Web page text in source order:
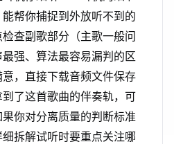
帮你捕捉到外放听不到的
查副歌部分（主歌一般问
强、算法最容易漏判的区
，直接下载音频文件保存
了这首歌曲的伴奏轨，可
你对分离质量的判断标准
拆解试听时要重点关注哪